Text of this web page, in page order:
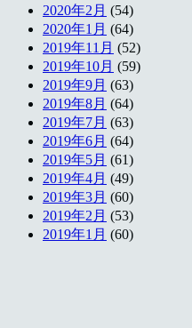
2020年2月 (54)
2020年1月 (64)
2019年11月 (52)
2019年10月 (59)
2019年9月 (63)
2019年8月 (64)
2019年7月 (63)
2019年6月 (64)
2019年5月 (61)
2019年4月 (49)
2019年3月 (60)
2019年2月 (53)
2019年1月 (60)